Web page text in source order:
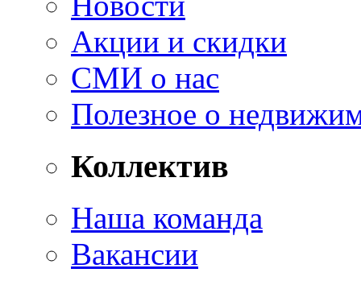
Акции и скидки
СМИ о нас
Полезное о
Коллектив
Наша команда
Вакансии